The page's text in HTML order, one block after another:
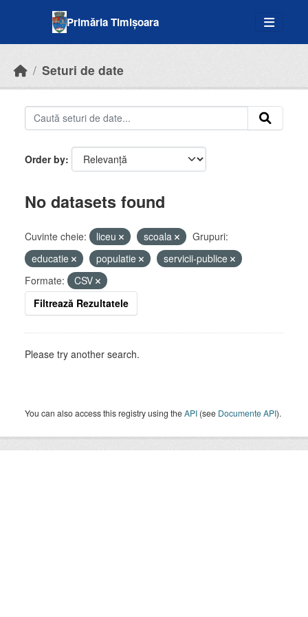
Primăria Timișoara
Seturi de date
Order by
No datasets found
Cuvinte cheie: liceu scoala
Grupuri:
educatie
populatie
servicii-publice
Formate:
CSV
Filtrează Rezultatele
Please try another search.
You can also access this registry using theAPI (see Documente API).